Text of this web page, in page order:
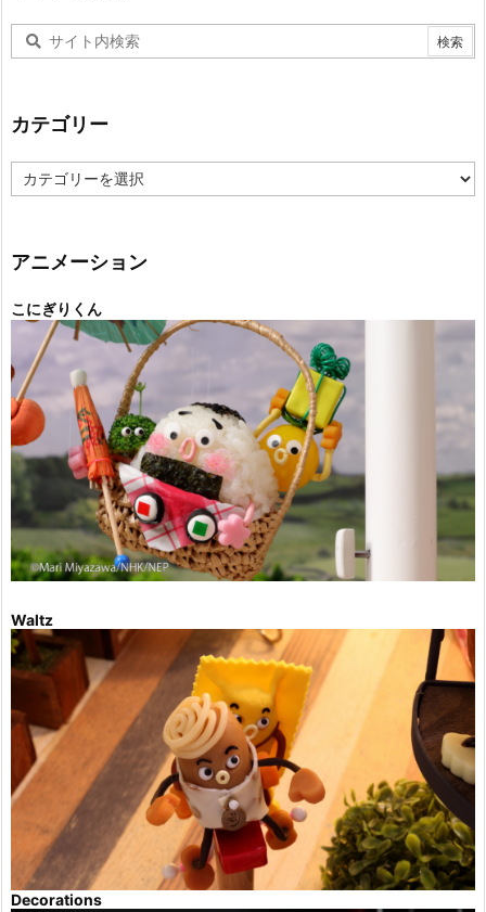
カテゴリー
テ
ー
アニメーション
こにぎりくん
Waltz
Decorations